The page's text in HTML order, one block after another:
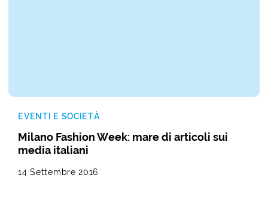
EVENTI E SOCIETÀ
Milano Fashion Week: mare di articoli sui
media italiani
14 Settembre 2016